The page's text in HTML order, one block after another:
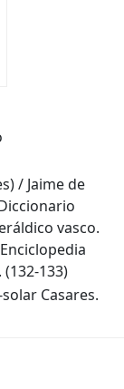
/ Jaime de
vasco.
(132-133)
Casares.